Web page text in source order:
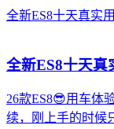
全新ES8十天真实
全新ES8十天真
26款ES8😎用车体
续，刚上手的时候